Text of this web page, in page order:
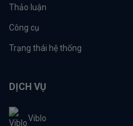
Thảo luận
Công cụ
Trạng thái hệ thống
DỊCH VỤ
Viblo